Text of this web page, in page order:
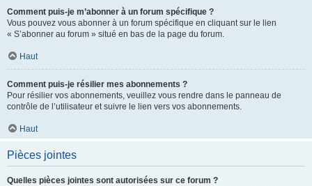
Comment puis-je m’abonner à un forum spécifique ?
Vous pouvez vous abonner à un forum spécifique en cliquant sur le lien
« S’abonner au forum » situé en bas de la page du forum.
Haut
Comment puis-je résilier mes abonnements ?
Pour résilier vos abonnements, veuillez vous rendre dans le panneau de
contrôle de l’utilisateur et suivre le lien vers vos abonnements.
Haut
Pièces jointes
Quelles pièces jointes sont autorisées sur ce forum ?